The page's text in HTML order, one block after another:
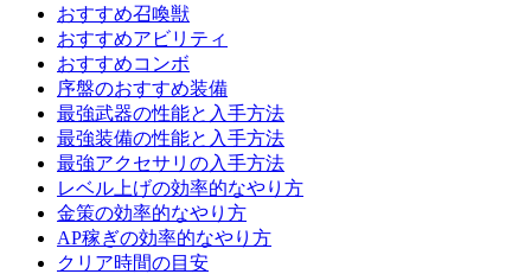
おすすめ召喚獣
おすすめアビリティ
おすすめコンボ
序盤のおすすめ装備
最強武器の性能と入手方法
最強装備の性能と入手方法
最強アクセサリの入手方法
レベル上げの効率的なやり方
金策の効率的なやり方
AP稼ぎの効率的なやり方
クリア時間の目安